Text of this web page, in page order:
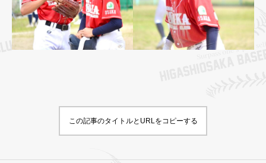
この記事のタイトルとURLをコピーする